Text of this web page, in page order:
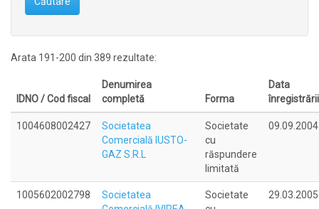
Arata 191-200 din 389 rezultate:
IDNO / Cod fiscal
Denumirea
completă
Forma
Data
înregistrării
1004608002427
Societatea
Comercială IUSTO-
GAZ S.R.L
Societate
cu
răspundere
limitată
09.09.2004
1005602002798
Societatea
Societate
29.03.2005